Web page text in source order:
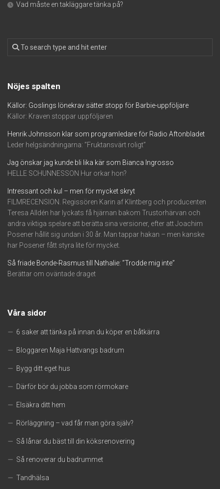
Vad måste en takläggare tänka på?
Nöjes spalten
Källor: Goslings lönekrav sätter stopp för Barbie-uppföljare
Källor: Kraven stoppar uppföljaren
Henrik Johnsson klar som programledare för Radio Aftonbladet
Leder helgsändningarna: ”Fruktansvärt roligt”
Jag önskar jag kunde bli lika kär som Bianca Ingrosso
HELLE SCHUNNESSON Hur orkar hon?
Intressant och kul – men för mycket skryt
FILMRECENSION. Regissören Karin af Klintberg och producenten
Teresa Alldén har lyckats få hjärnan bakom Trustorhärvan och
andra viktiga spelare att berätta sina versioner, efter att Joachim
Posener hållit sig undan i 30 år. Man tappar hakan – men kanske
har Posener fått styra lite för mycket.
Så friade Bonde-Rasmus till Nathalie: ”Trodde mig inte”
Berättar om oväntade draget
Våra sidor
6 saker att tänka på innan du köper en båtkärra
Bloggaren Maja Hattvangs badrum
Bygg ditt eget hus
Därför bör du jobba som rörmokare
Elsäkra ditt hem
Rörläggning – vad får man göra själv?
Så lånar du bäst till din köksrenovering
Så renoverar du badrummet
Tandhälsa